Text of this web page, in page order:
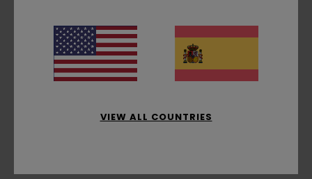
Son bonitos
Mostrar original - Italiano
Comodidad: 5/5 Relación calidad-precio
Material: 5/5 Color
Recomiendo este producto
5/5
VIEW ALL COUNTRIES